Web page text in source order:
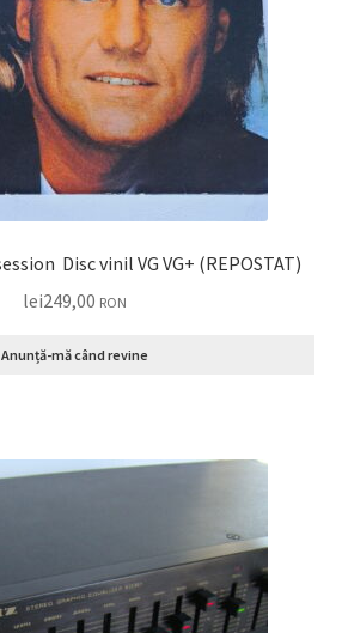
Blue System ‎– Obsession Disc vinil VG VG+ (REPOSTAT)
lei249,00 RON
Anunță-mă când revine